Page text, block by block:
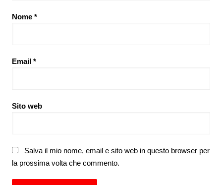
Nome *
Email *
Sito web
Salva il mio nome, email e sito web in questo browser per
la prossima volta che commento.